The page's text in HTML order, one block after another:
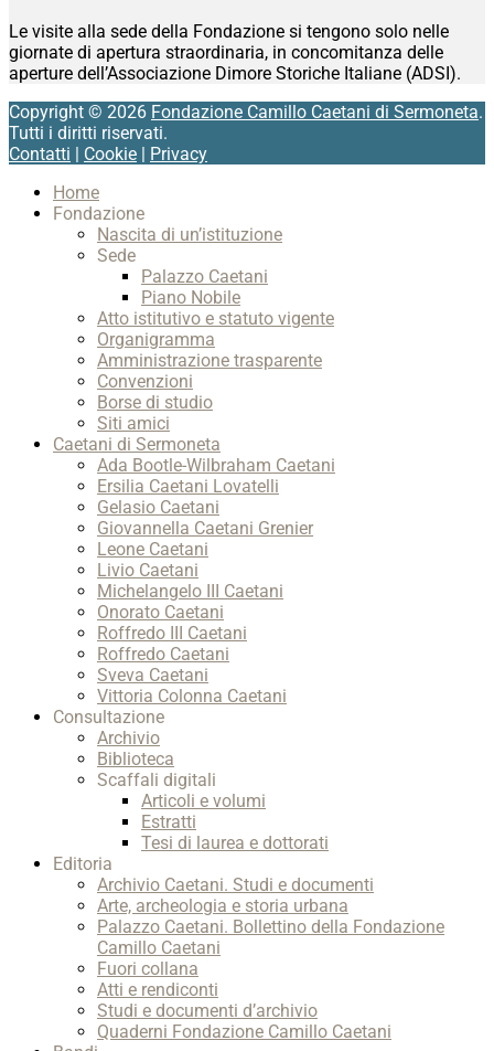
Le visite alla sede della Fondazione si tengono solo nelle
giornate di apertura straordinaria, in concomitanza delle
aperture dell’Associazione Dimore Storiche Italiane (ADSI).
Copyright © 2026 Fondazione Camillo Caetani di Sermoneta.
Tutti i diritti riservati.
Contatti
Cookie
Privacy
Home
Fondazione
Nascita di un’istituzione
Sede
Palazzo Caetani
Piano Nobile
Atto istitutivo e statuto vigente
Organigramma
Amministrazione trasparente
Convenzioni
Borse di studio
Siti amici
Caetani di Sermoneta
Ada Bootle-Wilbraham Caetani
Ersilia Caetani Lovatelli
Gelasio Caetani
Giovannella Caetani Grenier
Leone Caetani
Livio Caetani
Michelangelo III Caetani
Onorato Caetani
Roffredo III Caetani
Roffredo Caetani
Sveva Caetani
Vittoria Colonna Caetani
Consultazione
Archivio
Biblioteca
Scaffali digitali
Articoli e volumi
Estratti
Tesi di laurea e dottorati
Editoria
Archivio Caetani. Studi e documenti
Arte, archeologia e storia urbana
Palazzo Caetani. Bollettino della Fondazione
Camillo Caetani
Fuori collana
Atti e rendiconti
Studi e documenti d’archivio
Quaderni Fondazione Camillo Caetani